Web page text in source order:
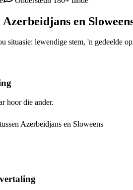
Azerbeidjans en
situasie: lewendige stem, 'n gedeelde
hoor die ander.
Azerbeidjans en Sloweens